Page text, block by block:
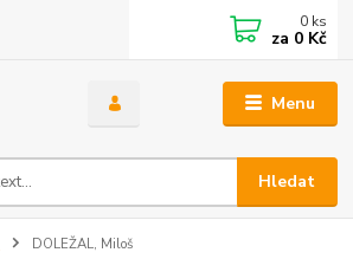
Menu
Hledat
0 ks
za 0 Kč
DOLEŽAL, Miloš